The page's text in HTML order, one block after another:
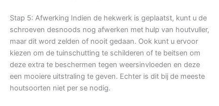
Stap 5: Afwerking Indien de hekwerk is geplaatst, kunt u de
schroeven desnoods nog afwerken met hulp van houtvuller,
maar dit word zelden of nooit gedaan. Ook kunt u ervoor
kiezen om de tuinschutting te schilderen of te beitsen om
deze extra te beschermen tegen weersinvloeden en deze
een mooiere uitstraling te geven. Echter is dit bij de meeste
houtsoorten niet per se nodig.